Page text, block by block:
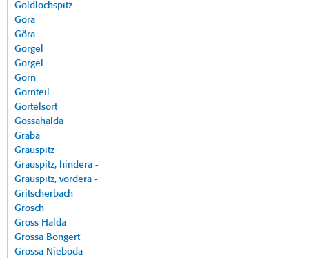
Goldlochspitz
Gora
Göra
Gorgel
Gorgel
Gorn
Gornteil
Gortelsort
Gossahalda
Graba
Grauspitz
Grauspitz, hindera -
Grauspitz, vordera -
Gritscherbach
Grosch
Gross Halda
Grossa Bongert
Grossa Nieboda